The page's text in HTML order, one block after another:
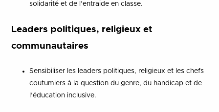
solidarité et de l’entraide en classe.
Leaders politiques, religieux et
communautaires
Sensibiliser les leaders politiques, religieux et les chefs
coutumiers à la question du genre, du handicap et de
l’éducation inclusive.